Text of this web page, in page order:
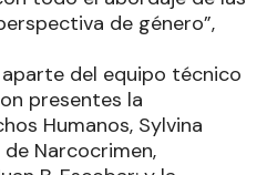
de género”,
del equipo técnico
presentes la
Humanos, Sylvina
Narcocrimen,